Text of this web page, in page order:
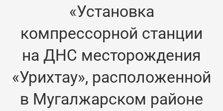
«Установка
компрессорной станции
на ДНС месторождения
«Урихтау», расположенной
в Мугалжарском районе